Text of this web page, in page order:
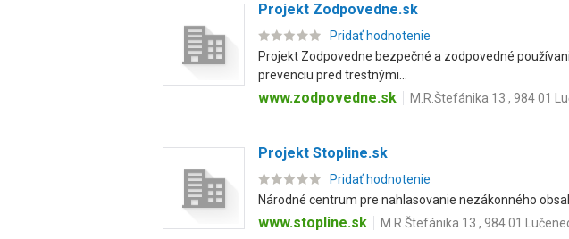
Projekt Zodpovedne.sk
Pridať hodnotenie
Projekt Zodpovedne bezpečné a zodpovedné
prevenciu pred trestnými...
www.zodpovedne.sk M.R.Štefánika 13 , 984 01
Projekt Stopline.sk
Pridať hodnotenie
Národné centrum pre nahlasovanie nezákonného
www.stopline.sk M.R.Štefánika 13 , 984 01